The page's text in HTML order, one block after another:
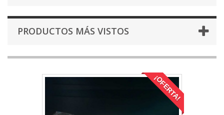
PRODUCTOS MÁS VISTOS
¡OFERTA!